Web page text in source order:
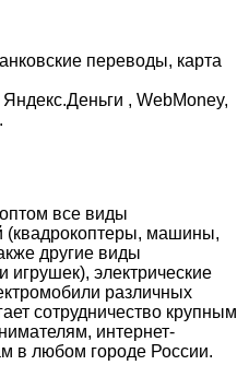
переводы, карта
, WebMoney,
все виды
(квадрокоптеры, машины,
другие виды
игрушек), электрические
различных
сотрудничество крупным
интернет-
в любом городе России.